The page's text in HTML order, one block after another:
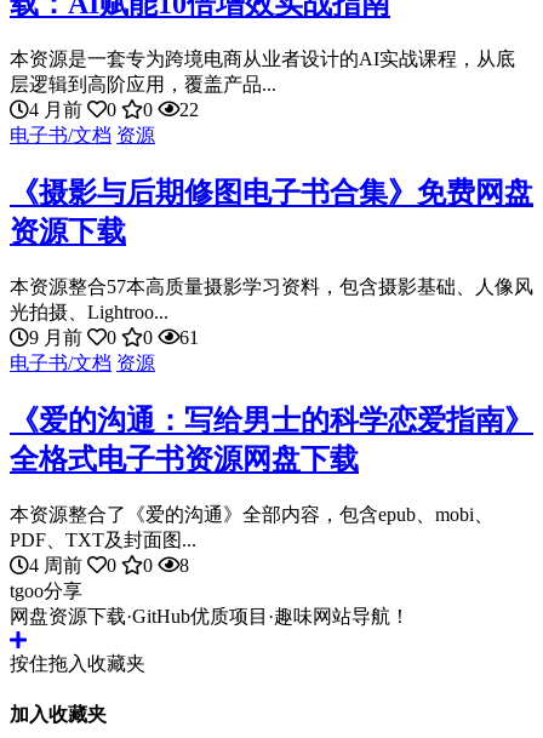
本资源是一套专为跨境电商从业者设计的AI实战课程，从底
层逻辑到高阶应用，覆盖产品...
4 月前
0 0
22
电子书/文档 资源
《摄影与后期修图电子书合集》免费网盘
资源下载
本资源整合57本高质量摄影学习资料，包含摄影基础、人像风
光拍摄、Lightroo...
9 月前
0 0
61
电子书/文档 资源
《爱的沟通：写给男士的科学恋爱指南》
全格式电子书资源网盘下载
本资源整合了《爱的沟通》全部内容，包含epub、mobi、
PDF、TXT及封面图...
4 周前
0 0
8
tgoo分享
网盘资源下载·GitHub优质项目·趣味网站导航！
按住拖入收藏夹
加入收藏夹